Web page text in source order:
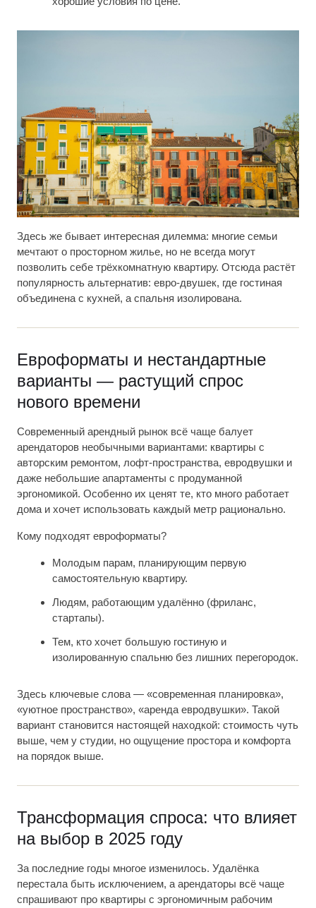
Здесь же бывает интересная дилемма: многие семьи
мечтают о просторном жилье, но не всегда могут
позволить себе трёхкомнатную квартиру. Отсюда растёт
популярность альтернатив: евро-двушек, где гостиная
объединена с кухней, а спальня изолирована.
Евроформаты и нестандартные
варианты — растущий спрос
нового времени
Современный арендный рынок всё чаще балует
арендаторов необычными вариантами: квартиры с
авторским ремонтом, лофт-пространства, евродвушки и
даже небольшие апартаменты с продуманной
эргономикой. Особенно их ценят те, кто много работает
дома и хочет использовать каждый метр рационально.
Кому подходят евроформаты?
Молодым парам, планирующим первую
самостоятельную квартиру.
Людям, работающим удалённо (фриланс,
стартапы).
Тем, кто хочет большую гостиную и
изолированную спальню без лишних перегородок.
Здесь ключевые слова — «современная планировка»,
«уютное пространство», «аренда евродвушки». Такой
вариант становится настоящей находкой: стоимость чуть
выше, чем у студии, но ощущение простора и комфорта
на порядок выше.
Трансформация спроса: что влияет
на выбор в 2025 году
За последние годы многое изменилось. Удалёнка
перестала быть исключением, а арендаторы всё чаще
спрашивают про квартиры с эргономичным рабочим